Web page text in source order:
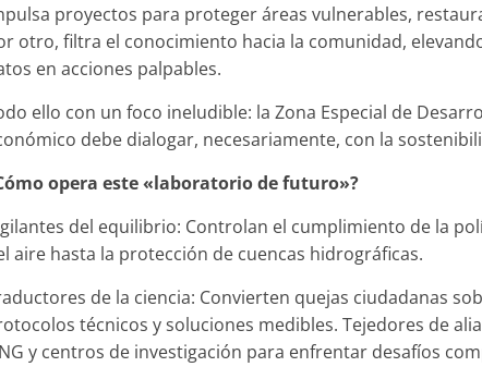
proyectos para proteger áreas vulnerables,
otro, filtra el conocimiento hacia la comunidad,
en acciones palpables.
ello con un foco ineludible: la Zona Especial de
debe dialogar, necesariamente, con la
opera este «laboratorio de futuro»?
del equilibrio: Controlan el cumplimiento de la
aire hasta la protección de cuencas hidrográficas.
de la ciencia: Convierten quejas ciudadanas
técnicos y soluciones medibles. Tejedores de
y centros de investigación para enfrentar desafíos